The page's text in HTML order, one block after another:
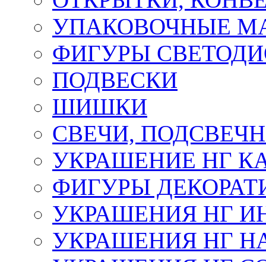
УПАКОВОЧНЫЕ
ФИГУРЫ
ПОДВЕСКИ
ШИШКИ
СВЕЧИ,
УКРАШЕНИЕ НГ
ФИГУРЫ
УКРАШЕНИЯ НГ
УКРАШЕНИЯ НГ